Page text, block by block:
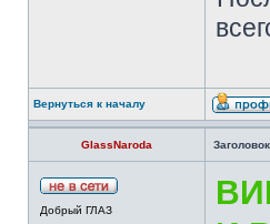
Вернуться к началу
GlassNaroda
Добрый ГЛАЗ